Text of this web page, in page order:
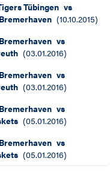
Tübingen vs
(10.10.2015)
vs
(03.01.2016)
vs
(03.01.2016)
vs
(05.01.2016)
vs
(05.01.2016)